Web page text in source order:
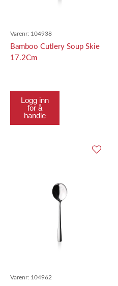
Varenr: 104938
Bamboo Cutlery Soup Skie
17.2Cm
Logg inn
for å
handle
Varenr: 104962